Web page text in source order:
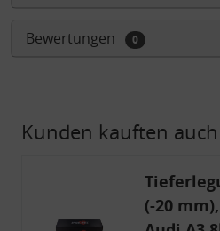
Bewertungen 0
Kunden kauften auch
(-20